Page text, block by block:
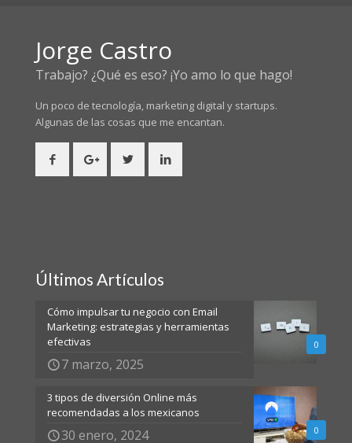
Jorge Castro
Trabajo? ¿Qué es eso? ¡Yo amo lo que hago!
Un poco de tecnología, marketing digital y startups.
Algunas de las cosas que me encantan.
Últimos Artículos
0
Cómo impulsar tu negocio con Email
Marketing: estrategias y herramientas
efectivas
7 marzo, 2025
0
3 tipos de diversión Online más
recomendadas a los mexicanos
30 enero, 2024